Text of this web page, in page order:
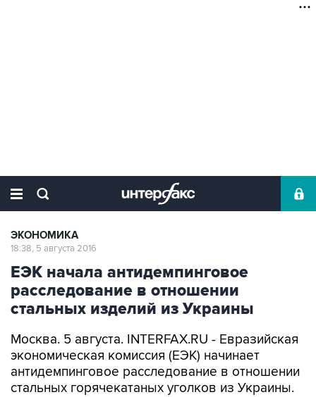
ЭКОНОМИКА
18:38, 5 августа 2016
ЕЭК начала антидемпинговое
расследование в отношении
стальных изделий из Украины
Москва. 5 августа. INTERFAX.RU - Евразийская
экономическая комиссия (ЕЭК) начинает
антидемпинговое расследование в отношении
стальных горячекатаных уголков из Украины.